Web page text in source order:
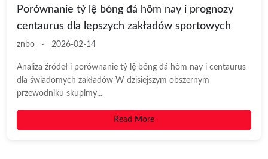
Porównanie tỷ lệ bóng đá hôm nay i prognozy
centaurus dla lepszych zakładów sportowych
znbo · 2026-02-14
Analiza źródeł i porównanie tỷ lệ bóng đá hôm nay i centaurus
dla świadomych zakładów W dzisiejszym obszernym
przewodniku skupimy...
Read More